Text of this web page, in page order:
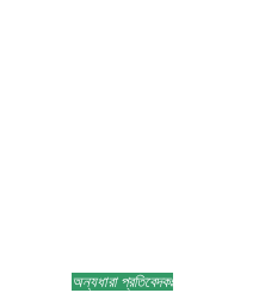
অন্যধারা প্রতিবেদকঃ